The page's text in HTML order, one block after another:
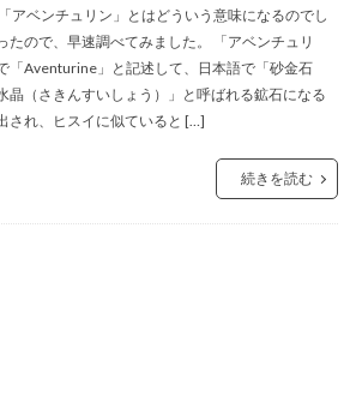
アベンチュリン」とはどういう意味になるのでし
たので、早速調べてみました。 「アベンチュリ
「Aventurine」と記述して、日本語で「砂金石
晶（さきんすいしょう）」と呼ばれる鉱石になる
され、ヒスイに似ていると […]
続きを読む